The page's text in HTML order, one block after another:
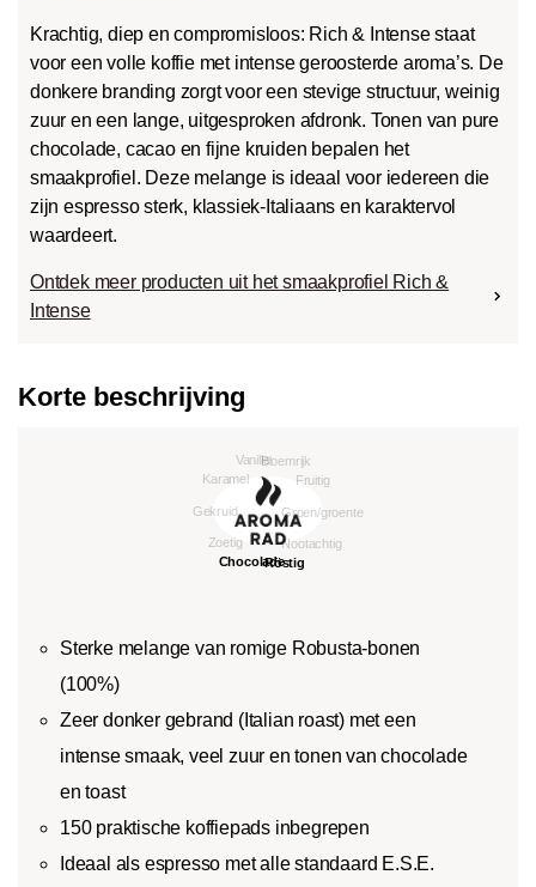
Krachtig, diep en compromisloos: Rich & Intense staat
voor een volle koffie met intense geroosterde aroma’s. De
donkere branding zorgt voor een stevige structuur, weinig
zuur en een lange, uitgesproken afdronk. Tonen van pure
chocolade, cacao en fijne kruiden bepalen het
smaakprofiel. Deze melange is ideaal voor iedereen die
zijn espresso sterk, klassiek-Italiaans en karaktervol
waardeert.
Ontdek meer producten uit het smaakprofiel Rich &
Intense
Korte beschrijving
Sterke melange van romige Robusta-bonen
(100%)
Zeer donker gebrand (Italian roast) met een
intense smaak, veel zuur en tonen van chocolade
en toast
150 praktische koffiepads inbegrepen
Ideaal als espresso met alle standaard E.S.E.